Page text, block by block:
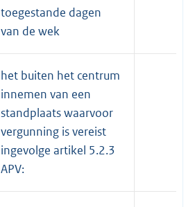
toegestande dagen
van de wek
het buiten het centrum
innemen van een
standplaats waarvoor
vergunning is vereist
ingevolge artikel 5.2.3
APV: